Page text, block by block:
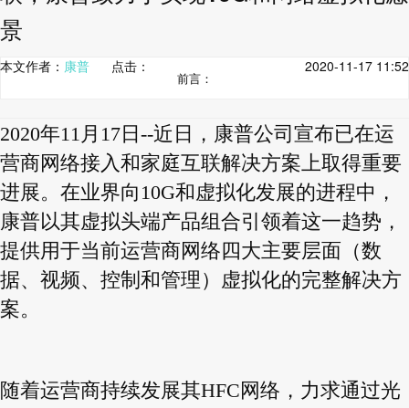
景
本文作者： 康普 点击： 2020-11-17 11:52
前言：
2020年11月17日--近日，康普公司宣布已在运
营商网络接入和家庭互联解决方案上取得重要
进展。在业界向10G和虚拟化发展的进程中，
康普以其虚拟头端产品组合引领着这一趋势，
提供用于当前运营商网络四大主要层面（数
据、视频、控制和管理）虚拟化的完整解决方
案。
随着运营商持续发展其HFC网络，力求通过光